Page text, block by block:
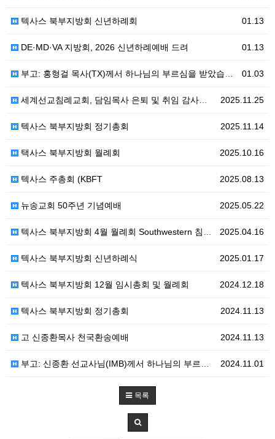
01.13
텍사스 북부지방회 신년하례회
01.13
DE·MD·VA 지방회, 2026 신년하례예배 드려
01.03
부고: 홍형걸 목사(TX)께서 하나님의 부르심을 받았습니다.
2025.11.25
세계선교침례교회, 담임목사 은퇴 및 취임 감사예배 드려 (이근무 목사 은퇴, 오희영 목사 취임)
2025.11.14
텍사스 북부지방회 정기총회
2025.10.16
택사스 북부지방회 월례회
2025.08.13
텍사스 주총회 (KBFT
2025.05.22
뉴송교회 50주년 기념예배
2025.04.16
텍사스 북부지방회 4월 월례회 Southwestern 침례신학교에서 열려
2025.01.17
텍사스 북부지방회 신년하례식
2024.12.18
텍사스 북부지방회 12월 임시총회 및 월례회
2024.11.13
텍사스 북부지방회 정기총회
2024.11.13
고 신종환목사 천국환송예배
2024.11.01
부고: 신종환 선교사님(IMB)께서 하나님의 부르심을 받았습니다.
목록